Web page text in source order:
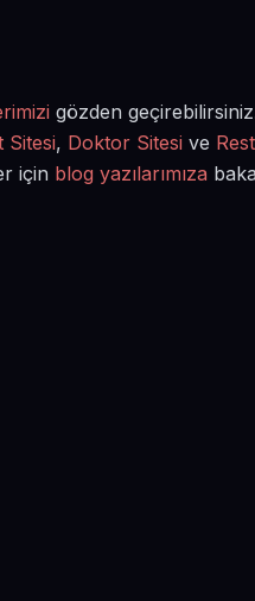
gözden
Sitesi, Doktor Sitesi ve
için blog yazılarımıza